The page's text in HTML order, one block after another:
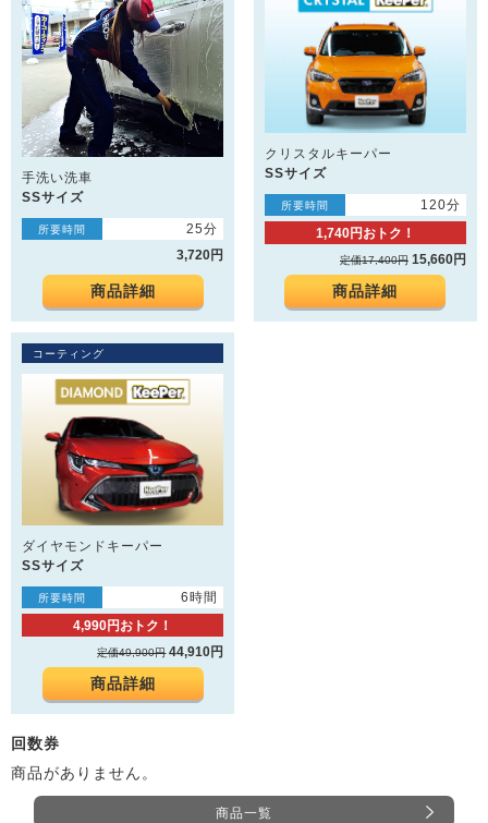
手洗い洗車
SSサイズ
所要時間
25分
3,720円
商品詳細
クリスタルキーパー
SSサイズ
所要時間
120分
1,740円おトク！
定価17,400円 15,660円
商品詳細
コーティング
ダイヤモンドキーパー
SSサイズ
所要時間
6時間
4,990円おトク！
定価49,900円44,910円
商品詳細
回数券
商品がありません。
商品一覧